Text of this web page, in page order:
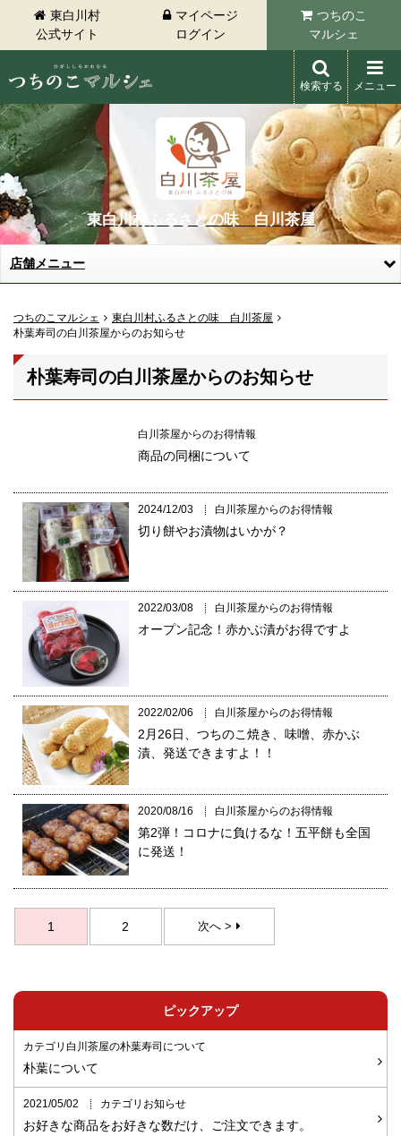
東白川村
公式サイト
マイページ
ログイン
つちのこ
マルシェ
東白川村 つちのこマルシェ
検索する メニュー
東白川村ふるさとの味 白川茶屋
店舗メニュー
つちのこマルシェ
東白川村ふるさとの味 白川茶屋
朴葉寿司の白川茶屋からのお知らせ
朴葉寿司の白川茶屋からのお知らせ
白川茶屋からのお得情報
商品の同梱について
2024/12/03 白川茶屋からのお得情報
切り餅やお漬物はいかが？
2022/03/08 白川茶屋からのお得情報
オープン記念！赤かぶ漬がお得ですよ
2022/02/06 白川茶屋からのお得情報
2月26日、つちのこ焼き、味噌、赤かぶ
漬、発送できますよ！！
2020/08/16 白川茶屋からのお得情報
第2弾！コロナに負けるな！五平餅も全国
に発送！
1 2 次へ >
ピックアップ
カテゴリ白川茶屋の朴葉寿司について
朴葉について
2021/05/02 カテゴリお知らせ
お好きな商品をお好きな数だけ、ご注文できます。